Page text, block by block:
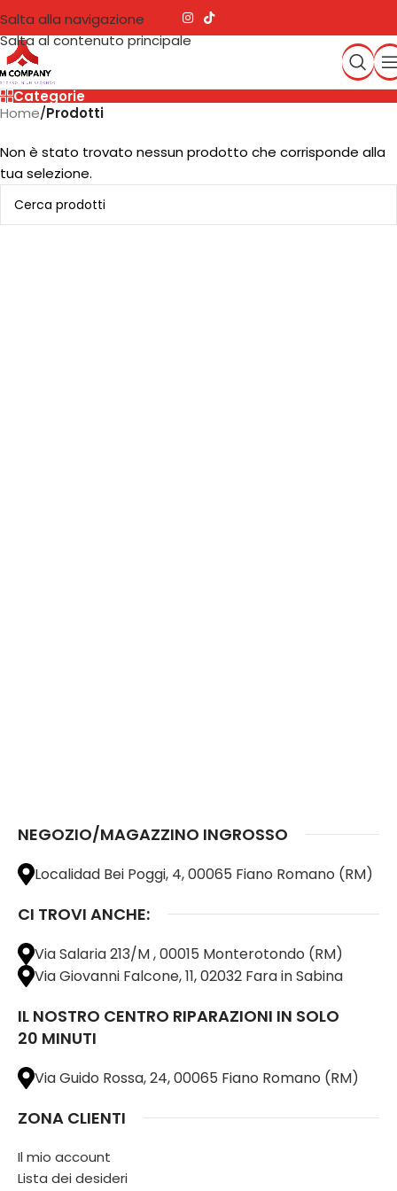
Salta alla navigazione
Salta al contenuto principale
Categorie
Home/Prodotti
Non è stato trovato nessun prodotto che corrisponde alla
tua selezione.
NEGOZIO/MAGAZZINO INGROSSO
Localidad Bei Poggi, 4, 00065 Fiano Romano (RM)
CI TROVI ANCHE:
Via Salaria 213/M , 00015 Monterotondo (RM)
Via Giovanni Falcone, 11, 02032 Fara in Sabina
IL NOSTRO CENTRO RIPARAZIONI IN SOLO
20 MINUTI
Via Guido Rossa, 24, 00065 Fiano Romano (RM)
ZONA CLIENTI
Il mio account
Lista dei desideri